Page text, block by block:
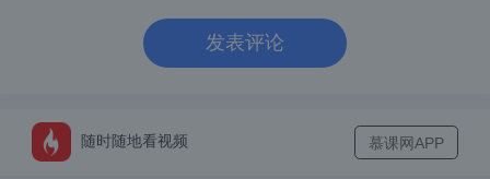
B. 非 iOS 上的 Chrome
E. Edge
F. IE
发表评论
随时随地看视频 慕课网APP